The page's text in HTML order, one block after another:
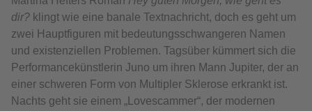
dir? klingt wie eine banale Textnachricht, doch es geht um
zwei Hauptfiguren mit bedeutungsschwangeren Namen
und existenziellen Problemen. Tagsüber kümmert sich die
Performancekünstlerin Juno um ihren Mann Jupiter, der an
einer schweren Form von Multipler Sklerose erkrankt ist.
Nachts geht sie einem „Lovescammer“, der modernen